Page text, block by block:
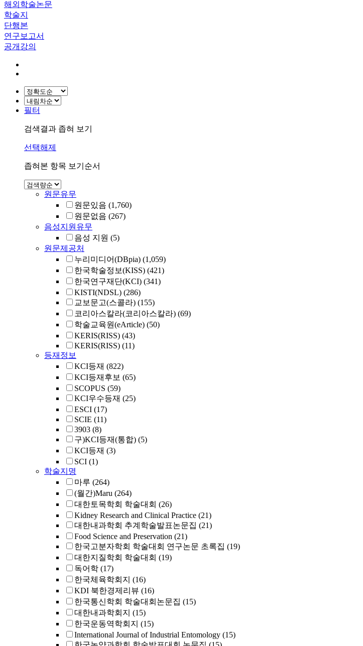
해외학술논문
학술지
단행본
연구보고서
공개강의
필터
검색결과 좁혀 보기
선택해제
좁혀본 항목 보기순서
원문유무
원문있음 (1,760)
원문없음 (267)
음성지원유무
음성 지원 (5)
원문제공처
누리미디어(DBpia) (1,059)
한국학술정보(KISS) (421)
한국연구재단(KCI) (341)
KISTI(NDSL) (286)
교보문고(스콜라) (155)
코리아스칼라(코리아스칼라) (69)
학술교육원(eArticle) (50)
KERIS(RISS) (43)
KERIS(RISS) (11)
등재정보
KCI등재 (822)
KCI등재후보 (65)
SCOPUS (59)
KCI우수등재 (25)
ESCI (17)
SCIE (11)
3903 (8)
구)KCI등재(통합) (5)
KCI등재 (3)
SCI (1)
학술지명
마루 (264)
(월간)Maru (264)
대한토목학회 학술대회 (26)
Kidney Research and Clinical Practice (21)
대한내과학회 추계학술발표논문집 (21)
Food Science and Preservation (21)
한국고분자학회 학술대회 연구논문 초록집 (19)
대한지질학회 학술대회 (19)
독어학 (17)
한국체육학회지 (16)
KDI 북한경제리뷰 (16)
한국통신학회 학술대회논문집 (15)
대한내과학회지 (15)
한국운동역학회지 (15)
International Journal of Industrial Entomology (15)